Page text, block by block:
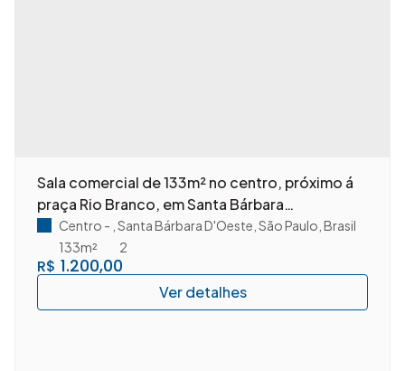
Sala comercial de 133m² no centro, próximo á
praça Rio Branco, em Santa Bárbara
D'Oeste/SP.
R$ 1.200,00
Centro Santa Bárbara D'Oeste São Paulo Brasil
2
133m²